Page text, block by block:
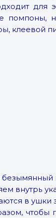
для
помпоны,
клеевой
безымянный
внутрь
в ушки
чтобы